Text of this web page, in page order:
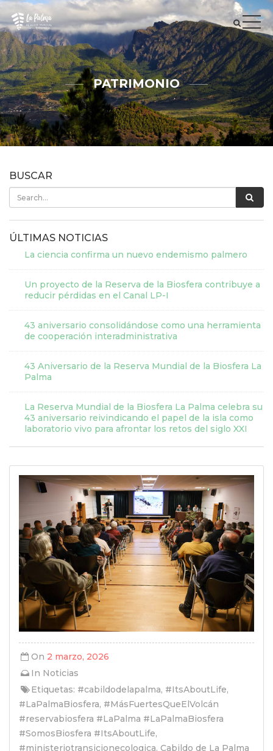
PATRIMONIO
BUSCAR
ÚLTIMAS NOTICIAS
La ciencia confirma un nuevo endemismo palmero
Un proyecto de la Reserva de la Biosfera contribuye a
reducir pérdidas en el Canal LP-I
43 aniversario consolidándose como una herramienta
de cooperación interadministrativa
43 Aniversario de la Reserva Mundial de la Biosfera La
Palma
La Reserva Mundial de la Biosfera La Palma celebra su
43 aniversario reivindicando el papel de la isla como
laboratorio vivo para afrontar los retos del siglo XXI
On 2 marzo, 2026
In Noticias
Etiquetas: #cabildodelapalma, #ItsAboutLife,
#LaPalmaBiosfera, #MásFuertesQueElVolcán
#reservabiosfera #LaPalma #LaPalmaBiosfera
#SomosBiosfera #ItsAboutLife,
#ministeriotransicionecologica, Cabildo de La Palma